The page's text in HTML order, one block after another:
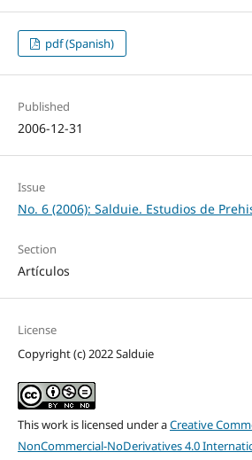
pdf (Spanish)
Published
2006-12-31
Issue
No. 6 (2006): Salduie. Estudios de
Section
Artículos
License
Copyright (c) 2022 Salduie
This work is licensed under aCreative
NonCommercial-NoDerivatives 4.0